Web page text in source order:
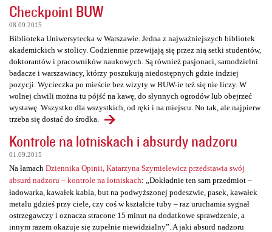
Checkpoint BUW
08.09.2015
Biblioteka Uniwersytecka w Warszawie. Jedna z najważniejszych bibliotek
akademickich w stolicy. Codziennie przewijają się przez nią setki studentów,
doktorantów i pracowników naukowych. Są również pasjonaci, samodzielni
badacze i warszawiacy, którzy poszukują niedostępnych gdzie indziej
pozycji. Wycieczka po mieście bez wizyty w BUW-ie też się nie liczy. W
wolnej chwili można tu pójść na kawę, do słynnych ogrodów lub obejrzeć
wystawę. Wszystko dla wszystkich, od ręki i na miejscu. No tak, ale najpierw
trzeba się dostać do środka.
Kontrole na lotniskach i absurdy nadzoru
01.09.2015
Na łamach Dziennika Opinii, Katarzyna Szymielewicz przedstawia swój
absurd nadzoru – kontrole na lotniskach: „Dokładnie ten sam przedmiot –
ładowarka, kawałek kabla, but na podwyższonej podeszwie, pasek, kawałek
metalu gdzieś przy ciele, czy coś w kształcie tuby – raz uruchamia sygnał
ostrzegawczy i oznacza stracone 15 minut na dodatkowe sprawdzenie, a
innym razem okazuje się zupełnie niewidzialny”. A jaki absurd nadzoru